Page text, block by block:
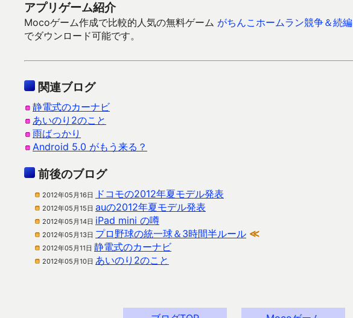
アプリゲーム紹介
Mocoゲーム作成で比較的人気の無料ゲーム がちんこホームラン競争＆続編
でダウンロード可能です。
関連ブログ
静電式のカーナビ
あいのり2のこと
雨ばっかり
Android 5.0 がもう来る？
前後のブログ
2012年05月16日 ドコモの2012年夏モデル発表
2012年05月15日 auの2012年夏モデル発表
2012年05月14日 iPad mini の噂
2012年05月13日 プロ野球の統一球＆3時間半ルール ≪
2012年05月11日 静電式のカーナビ
2012年05月10日 あいのり2のこと